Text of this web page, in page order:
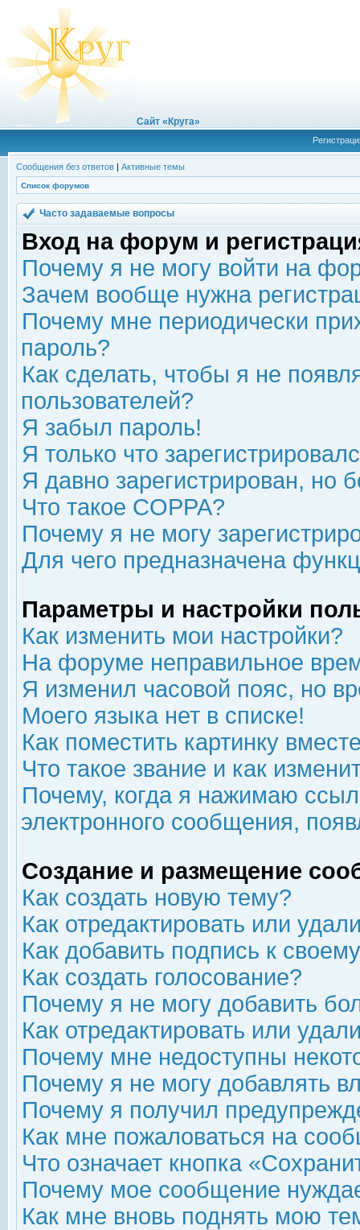
Сайт «Круга»
Сообщения без ответов | Активные темы
Список форумов
Часто задаваемые вопросы
Вход на форум и
Почему я не могу войти на
Зачем вообще нужна
Почему мне периодически
пароль?
Как сделать, чтобы я не
пользователей?
Я забыл пароль!
Я только что
Я давно зарегистрирован, но
Что такое COPPA?
Почему я не могу
Для чего предназначена
Параметры и настройки
Как изменить мои настройки?
На форуме неправильное
Я изменил часовой пояс, но
Моего языка нет в списке!
Как поместить картинку
Что такое звание и как
Почему, когда я нажимаю
электронного сообщения,
Создание и размещение
Как создать новую тему?
Как отредактировать или
Как добавить подпись к
Как создать голосование?
Почему я не могу добавить
Как отредактировать или
Почему мне недоступны
Почему я не могу добавлять
Почему я получил
Как мне пожаловаться на
Что означает кнопка
Почему мое сообщение
Как мне вновь поднять мою